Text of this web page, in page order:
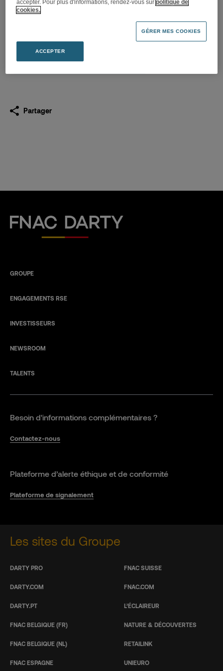
Approbation par la Consob
du document d’offre
Télécharger (PDF 136,8 Ko)
Partager
Fnac Darty
GROUPE
ENGAGEMENTS RSE
INVESTISSEURS
NEWSROOM
TALENTS
Besoin d'informations complémentaires ?
Contactez-nous
Plateforme d’alerte éthique et de conformité
Plateforme de signalement
Les sites du Groupe
DARTY PRO
DARTY.COM
DARTY.PT
FNAC BELGIQUE (FR)
FNAC BELGIQUE (NL)
FNAC ESPAGNE
FNAC SUISSE
FNAC.COM
L’ÉCLAIREUR
NATURE & DÉCOUVERTES
RETAILINK
UNIEURO
accepter. Pour plus d'informations, rendez-vous surpolitique de
cookies.
GÉRER MES COOKIES
ACCEPTER